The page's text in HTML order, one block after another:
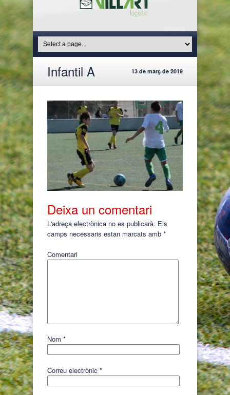
Infantil A 13 de març de 2019
Deixa un comentari
L'adreça electrònica no es publicarà. Els
camps necessaris estan marcats amb *
Comentari
Nom *
Correu electrònic *